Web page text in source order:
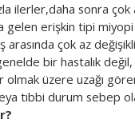
ilerler,daha sonra
gelen erişkin tipi
çok az
bir hastalık
olmak üzere uzağı
tıbbi durum sebep